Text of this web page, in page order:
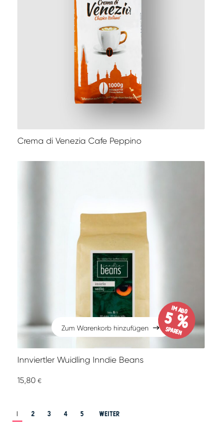
Crema di Venezia Cafe Peppino
Zum Warenkorb hinzufügen
Zum Warenkorb hinzufügen
im Abo
5 %
sparen
Innviertler Wuidling Inndie Beans
15,80 €
1 2 3 4 5 Weiter